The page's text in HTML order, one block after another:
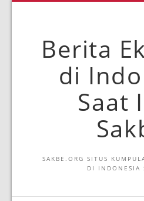
Berita
di
Saat
SAKBE.ORG SITUS
DI INDONESIA